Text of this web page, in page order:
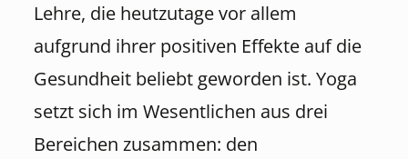
Lehre, die heutzutage vor allem
aufgrund ihrer positiven Effekte auf die
Gesundheit beliebt geworden ist. Yoga
setzt sich im Wesentlichen aus drei
Bereichen zusammen: den